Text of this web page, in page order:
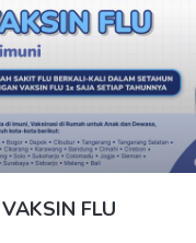
VAKSIN FLU